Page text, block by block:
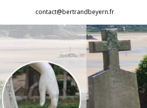
contenu
contact@bertrandbeyern.fr